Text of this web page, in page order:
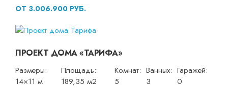
ОТ 3.006.900 РУБ.
ПРОЕКТ ДОМА «ТАРИФА»
Размеры:
14×11 м
Площадь:
189,35 м2
Комнат:
5
Ванных:
3
Гаражей:
0